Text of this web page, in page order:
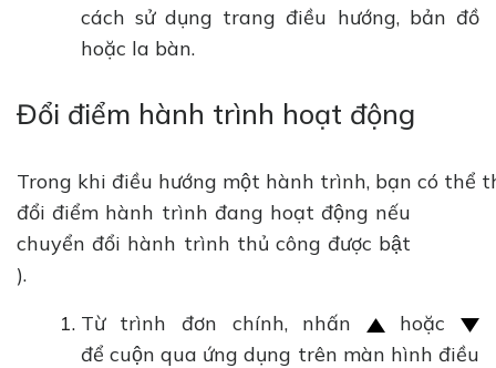
cách sử dụng trang điều hướng, bản đồ
hoặc la bàn.
Đổi điểm hành trình hoạt động
Trong khi điều hướng một hành trình, bạn có thể
đổi điểm hành trình đang hoạt động nếu
chuyển đổi hành trình thủ công được bật
).
Từ trình đơn chính, nhấn
hoặc
để cuộn qua ứng dụng trên màn hình điều